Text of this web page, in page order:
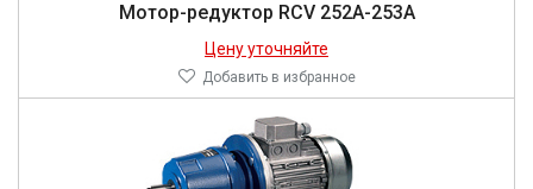
Мотор-редуктор RCV 252A-253A
Цену уточняйте
Добавить в избранное